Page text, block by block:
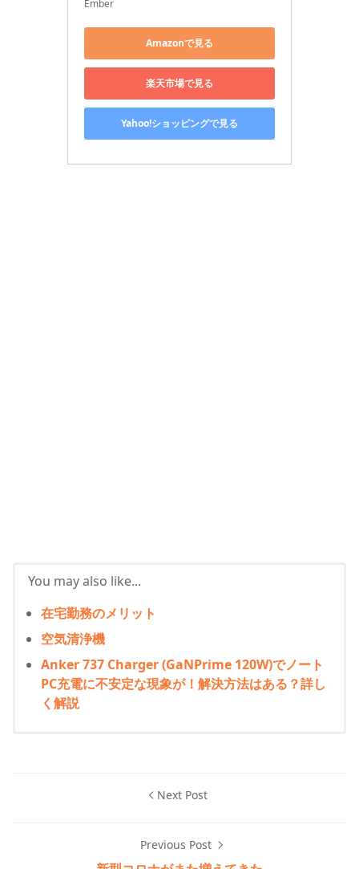
Ember
Amazonで見る
楽天市場で見る
Yahoo!ショッピングで見る
You may also like...
在宅勤務のメリット
空気清浄機
Anker 737 Charger (GaNPrime 120W)でノート
PC充電に不安定な現象が！解決方法はある？詳し
く解説
Next Post
Previous Post